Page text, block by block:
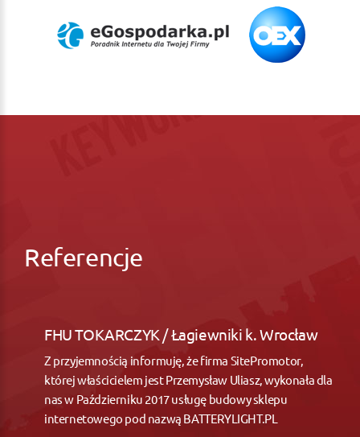
Referencje
FHU TOKARCZYK / Łagiewniki k. Wrocław
Z przyjemnością informuję, że firma SitePromotor,
której właścicielem jest Przemysław Uliasz, wykonała dla
nas w Październiku 2017 usługę budowy sklepu
internetowego pod nazwą BATTERYLIGHT.PL